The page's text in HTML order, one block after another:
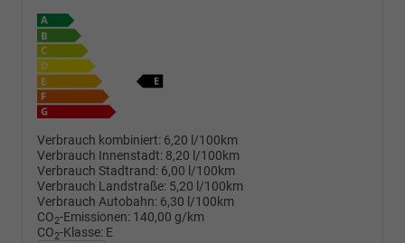
Verbrauch kombiniert: 6,20 l/100km
Verbrauch Innenstadt: 8,20 l/100km
Verbrauch Stadtrand: 6,00 l/100km
Verbrauch Landstraße: 5,20 l/100km
Verbrauch Autobahn: 6,30 l/100km
CO2-Emissionen: 140,00 g/km
CO2-Klasse: E